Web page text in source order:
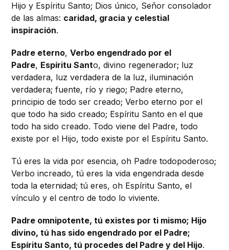
Hijo y Espíritu Santo; Dios único, Señor consolador
de las almas: caridad, gracia y celestial
inspiración.
Padre eterno,Verbo engendrado por el
Padre, Espíritu Santo, divino regenerador; luz
verdadera, luz verdadera de la luz, iluminación
verdadera; fuente, río y riego; Padre eterno,
principio de todo ser creado; Verbo eterno por el
que todo ha sido creado; Espíritu Santo en el que
todo ha sido creado. Todo viene del Padre, todo
existe por el Hijo, todo existe por el Espíritu Santo.
Tú eres la vida por esencia, oh Padre todopoderoso;
Verbo increado, tú eres la vida engendrada desde
toda la eternidad; tú eres, oh Espíritu Santo, el
vínculo y el centro de todo lo viviente.
Padre omnipotente, tú existes por ti mismo; Hijo
divino, tú has sido engendrado por el Padre;
Espíritu Santo, tú procedes del Padre y del Hijo.